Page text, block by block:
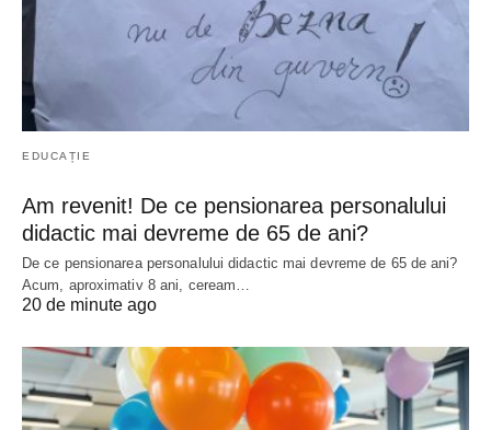
EDUCAȚIE
Am revenit! De ce pensionarea personalului
didactic mai devreme de 65 de ani?
De ce pensionarea personalului didactic mai devreme de 65 de ani?
Acum, aproximativ 8 ani, ceream…
20 de minute ago